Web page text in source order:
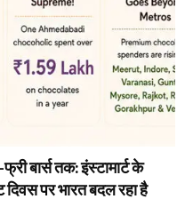
बार्स तक: इंस्टामार्ट के
पर भारत बदल रहा है